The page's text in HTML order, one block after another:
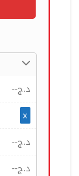
--د.ج
x
--د.ج
--د.ج